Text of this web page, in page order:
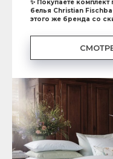
✨ Покупаете комплект
белья Christian
этого же бренда со